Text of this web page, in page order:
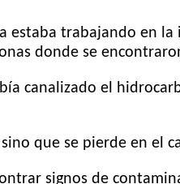
estaba trabajando en la
donde se
canalizado el
que se pierde en el
signos de